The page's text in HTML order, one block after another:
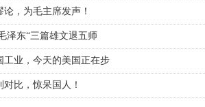
，为毛主席发声！
泽东“三篇雄文退五师
工业，今天的美国正在步
比，惊呆国人！